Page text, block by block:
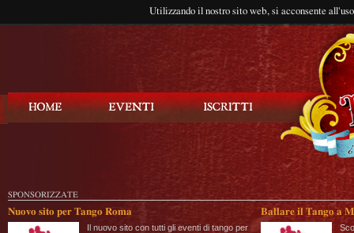
Utilizzando il nostro sito web, si acconsente
SPONSORIZZATE
Nuovo sito per Tango Roma
Il nuovo sito con tutti gli eventi di tango per
Ballare il Tango a